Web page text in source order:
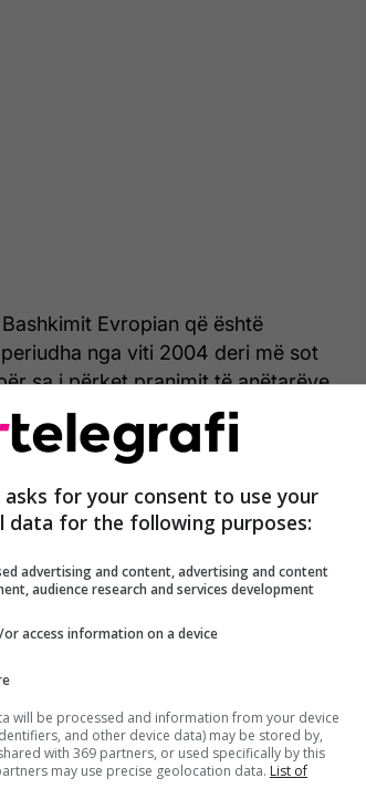
Evropian që është
nga viti 2004 deri më sot
sa i përket pranimit të anëtarëve
dy koncepte të ndryshme të
kriteret e Kopenhagenit për vendet
dhe qasja gjeopolitike, përmes
perspektivën e afrimit më të
situatë që e detyroi BE-në të
integrimit gradual të vendeve
evropiane.
asks for your consent to use your
data for the following purposes:
advertising and content, advertising and content
audience research and services development
access information on a device
will be processed and information from your device
and other device data) may be stored by,
with 369 partners, or used specifically by this
may use precise geolocation data. List of